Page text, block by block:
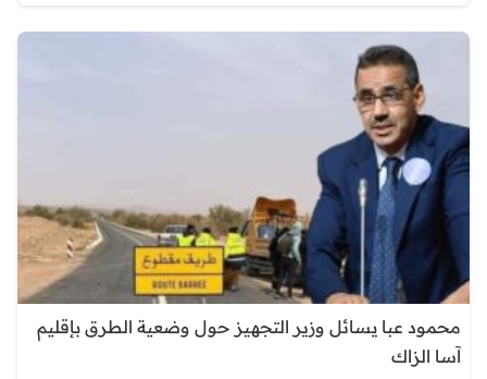
محمود عبا يسائل وزير التجهيز حول وضعية الطرق بإقليم
آسا الزاك